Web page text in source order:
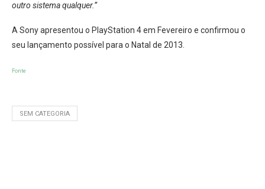
outro sistema qualquer.”
A Sony apresentou o PlayStation 4 em Fevereiro e confirmou o
seu lançamento possível para o Natal de 2013.
Fonte
SEM CATEGORIA